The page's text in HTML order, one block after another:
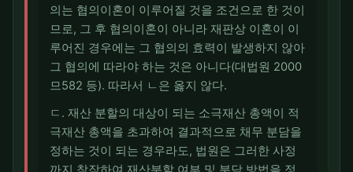
의는 협의이혼이 이루어질 것을 조건으로 한 것이
므로, 그 후 협의이혼이 아니라 재판상 이혼이 이
루어진 경우에는 그 협의의 효력이 발생하지 않아
그 협의에 따라야 하는 것은 아니다(대법원 2000
므582 등). 따라서 ㄴ은 옳지 않다.
ㄷ. 재산 분할의 대상이 되는 소극재산 총액이 적
극재산 총액을 초과하여 결과적으로 채무 분담을
정하는 것이 되는 경우라도, 법원은 그러한 사정